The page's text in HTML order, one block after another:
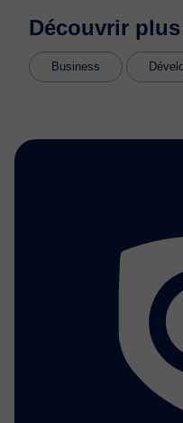
Découvrir
Business